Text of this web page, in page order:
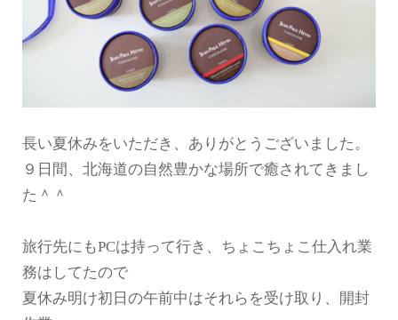
長い夏休みをいただき、ありがとうございました。
９日間、北海道の自然豊かな場所で癒されてきまし
た＾＾
旅行先にもPCは持って行き、ちょこちょこ仕入れ業
務はしてたので
夏休み明け初日の午前中はそれらを受け取り、開封